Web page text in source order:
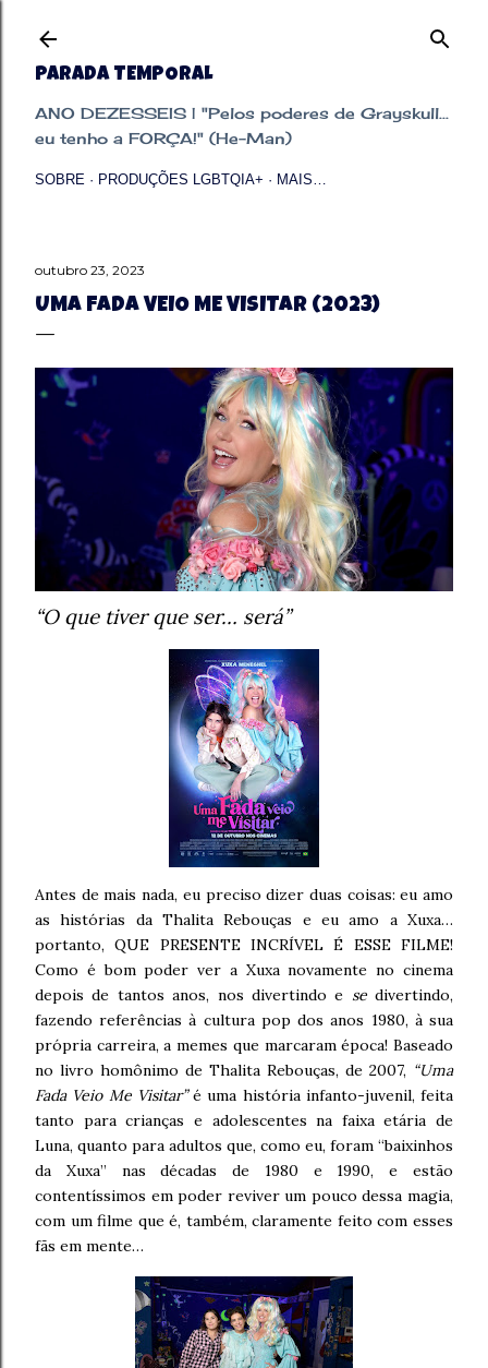
PARADA TEMPORAL
ANO DEZESSEIS | "Pelos poderes de Grayskull...
eu tenho a FORÇA!" (He-Man)
SOBRE PRODUÇÕES LGBTQIA+ MAIS…
outubro 23, 2023
UMA FADA VEIO ME VISITAR (2023)
“O que tiver que ser… será”
Antes de mais nada, eu preciso dizer duas coisas: eu amo
as histórias da Thalita Rebouças e eu amo a Xuxa…
portanto, QUE PRESENTE INCRÍVEL É ESSE FILME!
Como é bom poder ver a Xuxa novamente no cinema
depois de tantos anos, nos divertindo e sedivertindo,
fazendo referências à cultura pop dos anos 1980, à sua
própria carreira, a memes que marcaram época! Baseado
no livro homônimo de Thalita Rebouças, de 2007, “Uma
Fada Veio Me Visitar”é uma história infanto-juvenil, feita
tanto para crianças e adolescentes na faixa etária de
Luna, quanto para adultos que, como eu, foram “baixinhos
da Xuxa” nas décadas de 1980 e 1990, e estão
contentíssimos em poder reviver um pouco dessa magia,
com um filme que é, também, claramente feito com esses
fãs em mente…